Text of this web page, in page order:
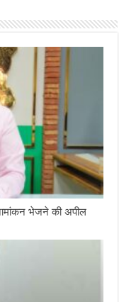
भेजने की अपील